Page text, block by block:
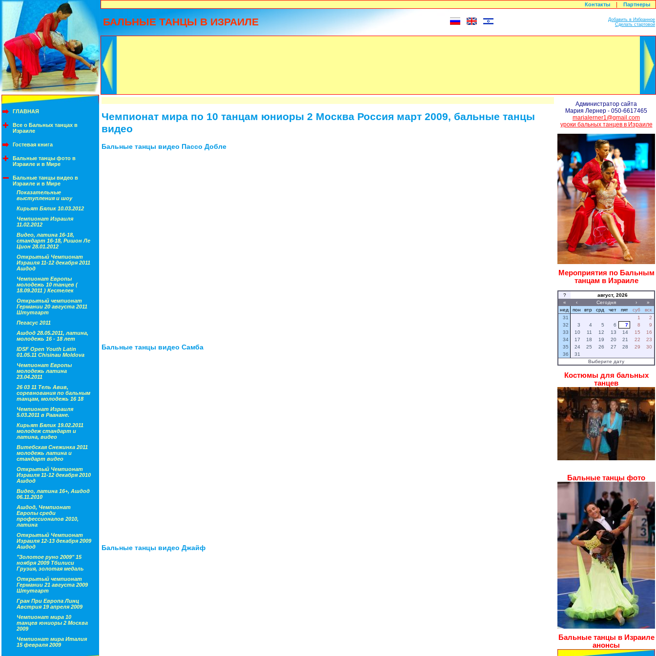
Контакты Партнеры
БАЛЬНЫЕ ТАНЦЫ В ИЗРАИЛЕ
Добавить в Избранное
Сделать стартовой
ГЛАВНАЯ
Все о Бальных танцах в
Израиле
Гостевая книга
Бальные танцы фото в
Израиле и в Мире
Бальные танцы видео в
Израиле и в Мире
Показательные
выступления и шоу
Кирьят Бялик 10.03.2012
Чемпионат Израиля
11.02.2012
Видео, латина 16-18,
стандарт 16-18, Ришон Ле
Цион 28.01.2012
Открытый Чемпионат
Израиля 11-12 декабря 2011
Ашдод
Чемпионат Европы
молодежь 10 танцев (
18.09.2011 ) Кестелек
Открытый чемпионат
Германии 20 августа 2011
Штутгарт
Пегасус 2011
Ашдод 28.05.2011, латина,
молодежь 16 - 18 лет
IDSF Open Youth Latin
01.05.11 Chisinau Moldova
Чемпионат Европы
молодежь латина
23.04.2011
26 03 11 Тель Авив,
соревнования по бальным
танцам, молодежь 16 18
Чемпионат Израиля
5.03.2011 в Раанане.
Кирьят Бялик 19.02.2011
молодеж стандарт и
латина, видео
Витебская Снежинка 2011
молодежь латина и
стандарт видео
Открытый Чемпионат
Израиля 11-12 декабря 2010
Ашдод
Видео, латина 16+, Ашдод
06.11.2010
Ашдод, Чемпионат
Европы среди
профессионалов 2010,
латина
Открытый Чемпионат
Израиля 12-13 декабря 2009
Ашдод
"Золотое руно 2009" 15
ноября 2009 Тбилиси
Грузия, золотая медаль
Открытый чемпионат
Германии 21 августа 2009
Штутгарт
Гран При Европа Линц
Австрия 19 апреля 2009
Чемпионат мира 10
танцев юниоры 2 Москва
2009
Чемпионат мира Италия
15 февраля 2009
ASHDOD OPEN CHAMPIONSHIPS
Чемпионат мира по 10 танцам юниоры 2 Москва Россия март 2009, бальные танцы
видео
Бальные танцы видео Пассо Добле
Бальные танцы видео Самба
Бальные танцы видео Джайф
Администратор сайта
Мария Лернер - 050-6617465
marialerner1@gmail.com
уроки бальных танцев в Израиле
Мероприятия по Бальным
танцам в Израиле
?
август, 2026
«
‹ Сегодня ›
»
нед
пон втр срд чет пят суб
вск
31
1
2
32
3 4 5 6 7 8
9
33
10 11 12 13 14 15
16
34
17 18 19 20 21 22
23
35
24 25 26 27 28 29
30
36
31
Выберите дату
Костюмы для бальных
танцев
Бальные танцы фото
Бальные танцы в Израиле
анонсы